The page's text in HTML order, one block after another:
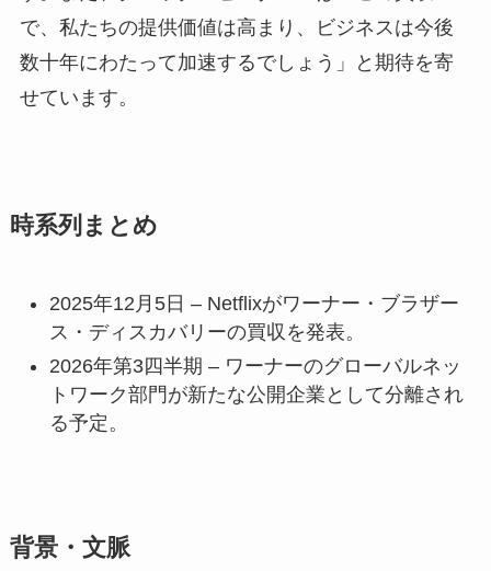
で、私たちの提供価値は高まり、ビジネスは今後
数十年にわたって加速するでしょう」と期待を寄
せています。
時系列まとめ
2025年12月5日 – Netflixがワーナー・ブラザー
ス・ディスカバリーの買収を発表。
2026年第3四半期 – ワーナーのグローバルネッ
トワーク部門が新たな公開企業として分離され
る予定。
背景・文脈